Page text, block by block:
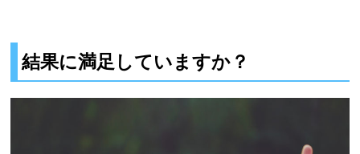
結果に満足していますか？